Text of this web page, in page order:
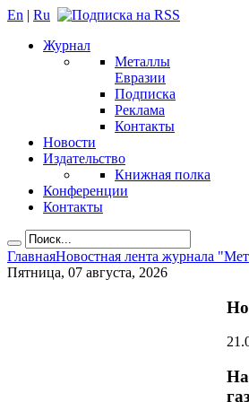
En | Ru
Журнал
Металлы
Евразии
Подписка
Реклама
Контакты
Новости
Издательство
Книжная полка
Конференции
Контакты
ГлавнаяНовостная лента журнала
Пятница, 07 августа, 2026
На